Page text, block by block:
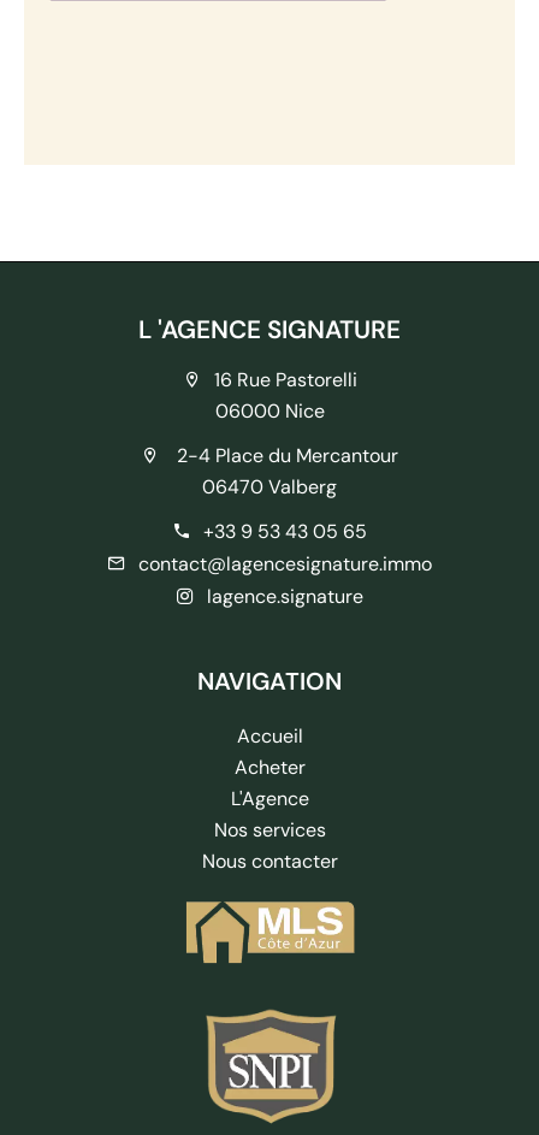
L 'AGENCE SIGNATURE
16 Rue Pastorelli
06000 Nice
2-4 Place du Mercantour
06470 Valberg
+33 9 53 43 05 65
contact@lagencesignature.immo
lagence.signature
NAVIGATION
Accueil
Acheter
L'Agence
Nos services
Nous contacter